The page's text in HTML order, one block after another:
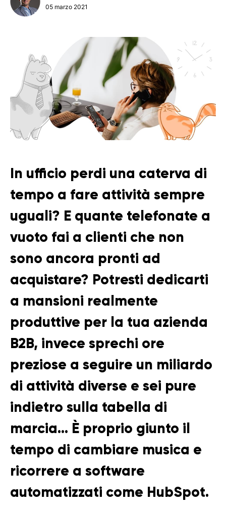
05 marzo 2021
In ufficio perdi una caterva di
tempo a fare attività sempre
uguali? E quante telefonate a
vuoto fai a clienti che non
sono ancora pronti ad
acquistare? Potresti dedicarti
a mansioni realmente
produttive per la tua azienda
B2B, invece sprechi ore
preziose a seguire un miliardo
di attività diverse e sei pure
indietro sulla tabella di
marcia… È proprio giunto il
tempo di cambiare musica e
ricorrere a software
automatizzati come HubSpot.